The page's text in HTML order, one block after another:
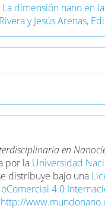
dimensión nano en
y Jesús Arenas,
en
por la Universidad
distribuye bajo una
4.0
http://